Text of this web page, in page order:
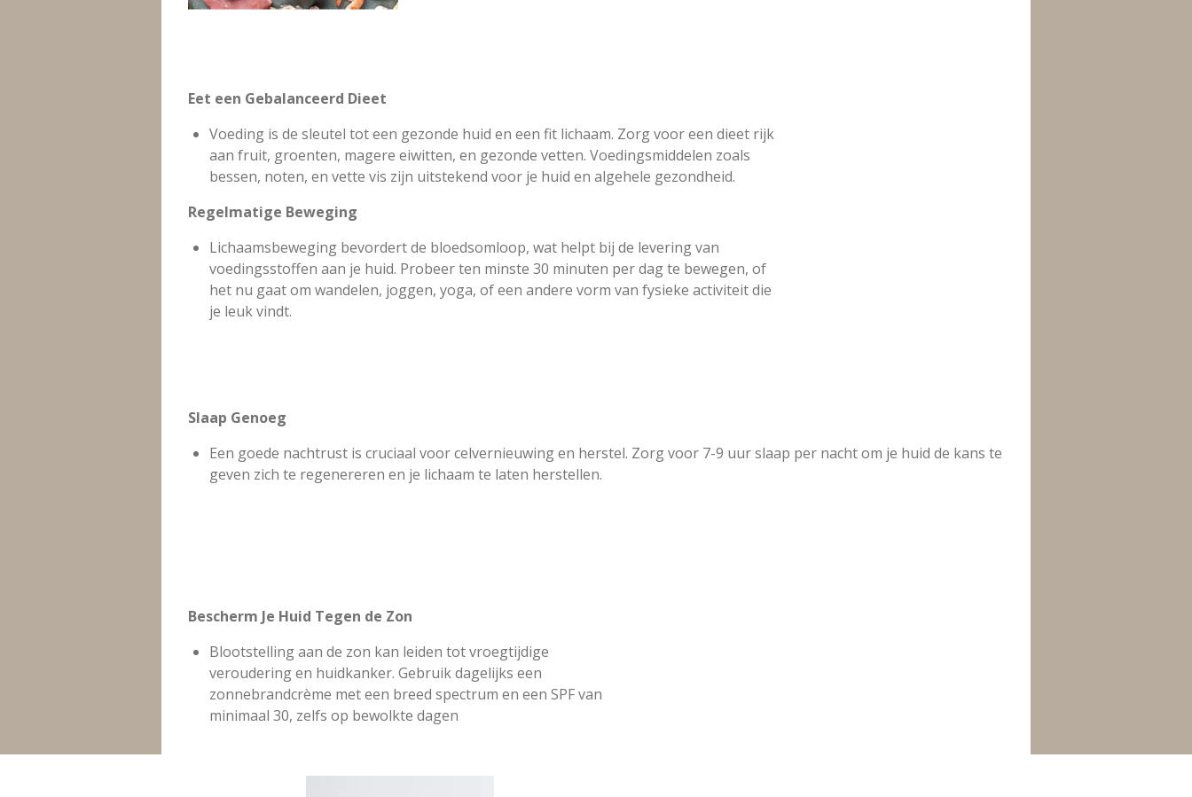
Eet een Gebalanceerd Dieet
Voeding is de sleutel tot een gezonde huid en een fit lichaam. Zorg voor een dieet rijk
aan fruit, groenten, magere eiwitten, en gezonde vetten. Voedingsmiddelen zoals
bessen, noten, en vette vis zijn uitstekend voor je huid en algehele gezondheid.
Regelmatige Beweging
Lichaamsbeweging bevordert de bloedsomloop, wat helpt bij de levering van
voedingsstoffen aan je huid. Probeer ten minste 30 minuten per dag te bewegen, of
het nu gaat om wandelen, joggen, yoga, of een andere vorm van fysieke activiteit die
je leuk vindt.
Slaap Genoeg
Een goede nachtrust is cruciaal voor celvernieuwing en herstel. Zorg voor 7-9 uur slaap per nacht om je huid de kans te
geven zich te regenereren en je lichaam te laten herstellen.
Bescherm Je Huid Tegen de Zon
Blootstelling aan de zon kan leiden tot vroegtijdige
veroudering en huidkanker. Gebruik dagelijks een
zonnebrandcrème met een breed spectrum en een SPF van
minimaal 30, zelfs op bewolkte dagen